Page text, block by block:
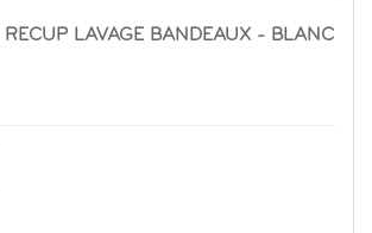
RECUP LAVAGE BANDEAUX - BLANC